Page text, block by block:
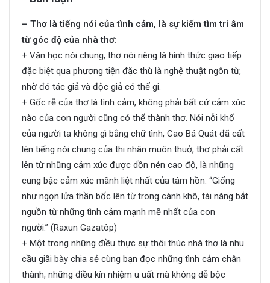
– Thơ là tiếng nói của tình cảm, là sự kiếm tìm tri âm
từ góc độ của nhà thơ:
+ Văn học nói chung, thơ nói riêng là hình thức giao tiếp
đặc biệt qua phương tiện đặc thù là nghệ thuật ngôn từ,
nhờ đó tác giả và độc giả có thể gi.
+ Gốc rễ của thơ là tình cảm, không phải bất cứ cảm xúc
nào của con người cũng có thể thành thơ. Nói nỗi khổ
của người ta không gì bằng chữ tình, Cao Bá Quát đã cất
lên tiếng nói chung của thi nhân muôn thuở, thơ phải cất
lên từ những cảm xúc được dồn nén cao độ, là những
cung bậc cảm xúc mãnh liệt nhất của tâm hồn. “Giống
như ngọn lửa thần bốc lên từ trong cành khô, tài năng bắt
nguồn từ những tình cảm mạnh mẽ nhất của con
người.” (Raxun Gazatôp)
+ Một trong những điều thực sự thôi thúc nhà thơ là nhu
cầu giãi bày chia sẻ cùng bạn đọc những tình cảm chân
thành, những điều kín nhiệm u uất mà không dễ bộc